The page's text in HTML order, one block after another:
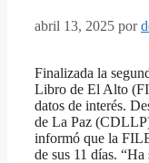
abril 13, 2025 por
Finalizada la
Libro de El Alto
datos de interés.
de La Paz
informó que la
de sus 11 días.